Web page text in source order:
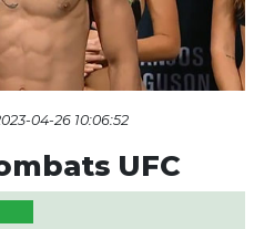
04-26 10:06:52
UFC